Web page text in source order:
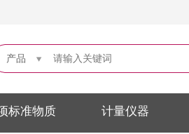
产品
标准物质 计量仪器